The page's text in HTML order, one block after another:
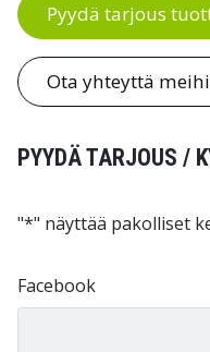
Pyydä tarjous
Ota yhteyttä
PYYDÄ TARJOUS /
"*" näyttää pakolliset
Facebook